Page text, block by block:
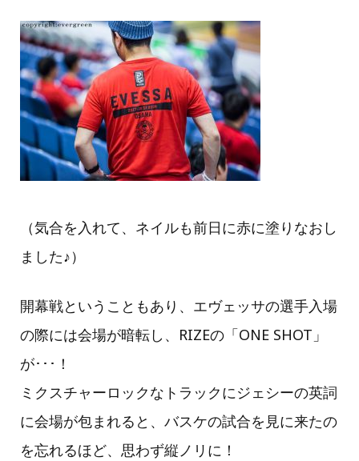
（気合を入れて、ネイルも前日に赤に塗りなおし
ました♪）
開幕戦ということもあり、エヴェッサの選手入場
の際には会場が暗転し、RIZEの「ONE SHOT」
が･･･！
ミクスチャーロックなトラックにジェシーの英詞
に会場が包まれると、バスケの試合を見に来たの
を忘れるほど、思わず縦ノリに！